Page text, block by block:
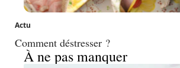
Actu
Comment déstresser ?
À ne pas manquer